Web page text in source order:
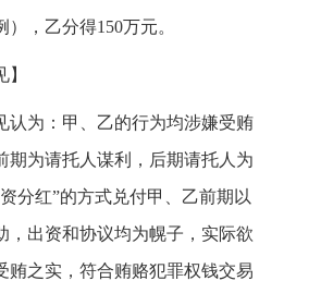
，乙分得150万元。
】
认为：甲、乙的行为均涉嫌受贿
期为请托人谋利，后期请托人为
分红”的方式兑付甲、乙前期以
，出资和协议均为幌子，实际欲
贿之实，符合贿赂犯罪权钱交易